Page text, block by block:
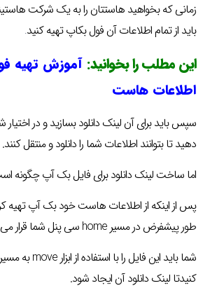
زمانی که بخواهید هاستتان را به یک شرکت
باید از تمام اطلاعات آن فول بکاپ تهیه کنید.
این مطلب را بخوانید: آموزش تهیه
اطلاعات هاست
سپس باید برای آن لینک دانلود بسازید و در
دهید تا بتوانند اطلاعات شما را دانلود و منتقل کنند.
اما ساخت لینک دانلود برای فایل بک آپ چگونه
پس از اینکه از اطلاعات هاست خود بک آپ تهیه
طور پیشفرض در مسیر home سی پنل شما قرار می گیرد.
کنیدتا لینک دانلود آن ایجاد شود.